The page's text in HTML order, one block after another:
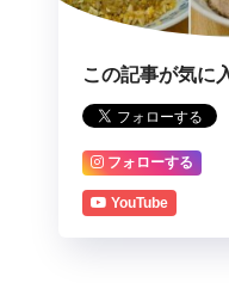
この記事が気に
フォローする
YouTube